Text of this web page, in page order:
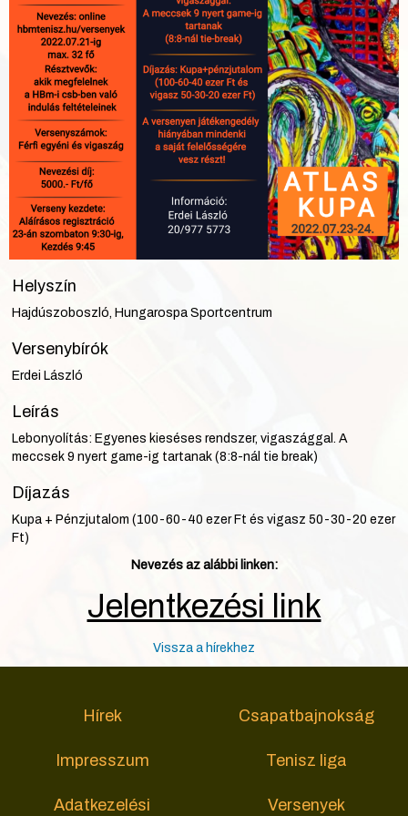
Helyszín
Hajdúszoboszló, Hungarospa Sportcentrum
Versenybírók
Erdei László
Leírás
Lebonyolítás: Egyenes kieséses rendszer, vigaszággal. A
meccsek 9 nyert game-ig tartanak (8:8-nál tie break)
Díjazás
Kupa + Pénzjutalom (100-60-40 ezer Ft és vigasz 50-30-20 ezer
Ft)
Nevezés az alábbi linken:
Jelentkezési link
Vissza a hírekhez
Hírek
Impresszum
Adatkezelési
Csapatbajnokság
Tenisz liga
Versenyek